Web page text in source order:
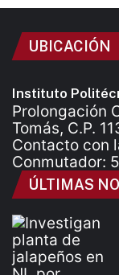
UBICACIÓN
Instituto
Prolongación
Tomás, C.P.
Contacto con
Conmutador:
ÚLTIMAS